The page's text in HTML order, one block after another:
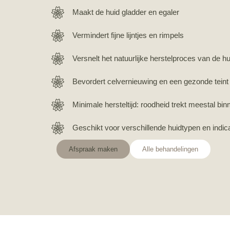
Maakt de huid gladder en egaler
Vermindert fijne lijntjes en rimpels
Versnelt het natuurlijke herstelproces van de
Bevordert celvernieuwing en een gezonde teint
Minimale hersteltijd: roodheid trekt meestal
Geschikt voor verschillende huidtypen en
Afspraak maken Alle behandelingen